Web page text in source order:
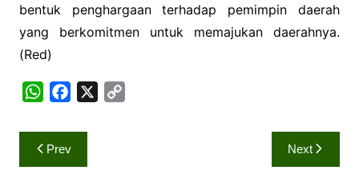
bentuk penghargaan terhadap pemimpin daerah
yang berkomitmen untuk memajukan daerahnya.
(Red)
W
a
t
c
e
Navigasi
pos
Prev Next